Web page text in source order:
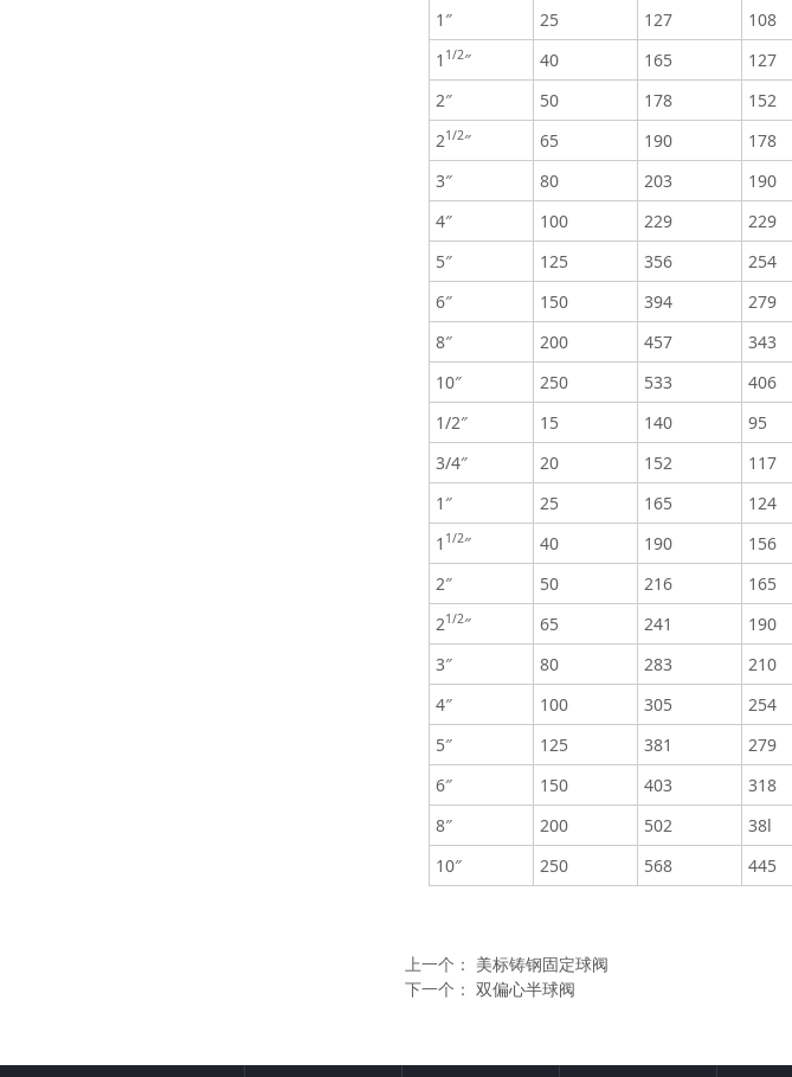
1″
25 127 108
1 1/2″ 40 165 127
2″
50 178 152
21/2″ 65 190 178
3″
80 203 190
4″
100 229 229
5″
125 356 254
6″
150 394 279
8″
200 457 343
10″
250 533 406
1/2″
15 140 95
3/4″
20 152 117
1″
25 165 124
1 1/2″ 40 190 156
2″
50 216 165
21/2″ 65 241 190
3″
80 283 210
4″
100 305 254
5″
125 381 279
6″
150 403 318
8″
200 502 38l
10″
250 568 445
上一个： 美标铸钢固定球阀
下一个： 双偏心半球阀